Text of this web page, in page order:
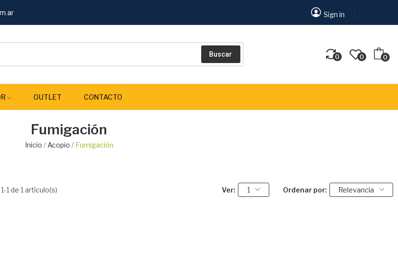
Sign in
Buscar 0 0 0
OUTLET CONTACTO
Fumigación
Inicio Acopio Fumigación
1 de 1 artículo(s) Ver: 1 Ordenar por: Relevancia